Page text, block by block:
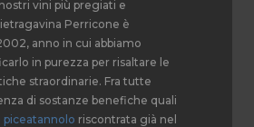
vini più pregiati e
Perricone è
anno in cui abbiamo
in purezza per risaltare le
straordinarie. Fra tutte
di sostanze benefiche quali
piceatannolo riscontrata già nel